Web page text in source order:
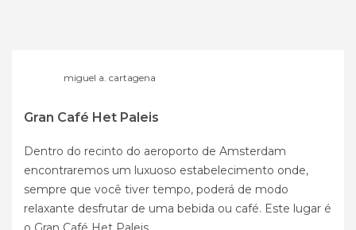
miguel a. cartagena
Gran Café Het Paleis
Dentro do recinto do aeroporto de Amsterdam
encontraremos um luxuoso estabelecimento onde,
sempre que você tiver tempo, poderá de modo
relaxante desfrutar de uma bebida ou café. Este lugar é